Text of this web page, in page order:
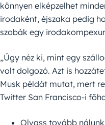
könnyen elképzelhet
irodaként, éjszaka pedig
szobák egy
„Úgy néz ki, mint egy
volt dolgozó. Azt is
Musk példát mutat, mert
Twitter San Francisco-i
Olvass tovább